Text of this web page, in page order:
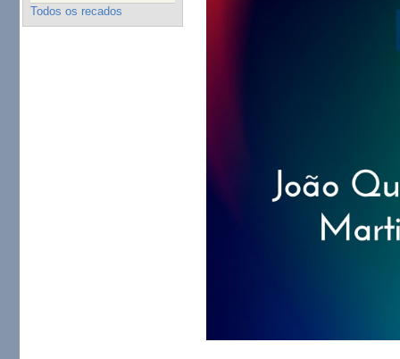
Todos os recados